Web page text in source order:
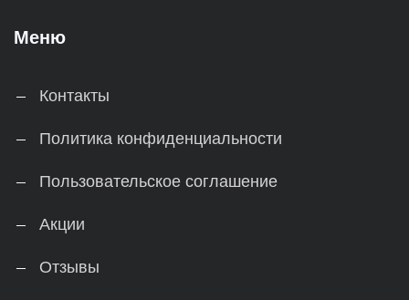
Меню
Контакты
Политика конфиденциальности
Пользовательское соглашение
Акции
Отзывы